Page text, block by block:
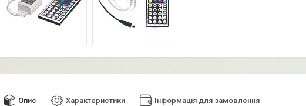
Опис Характеристики Інформація для замовлення